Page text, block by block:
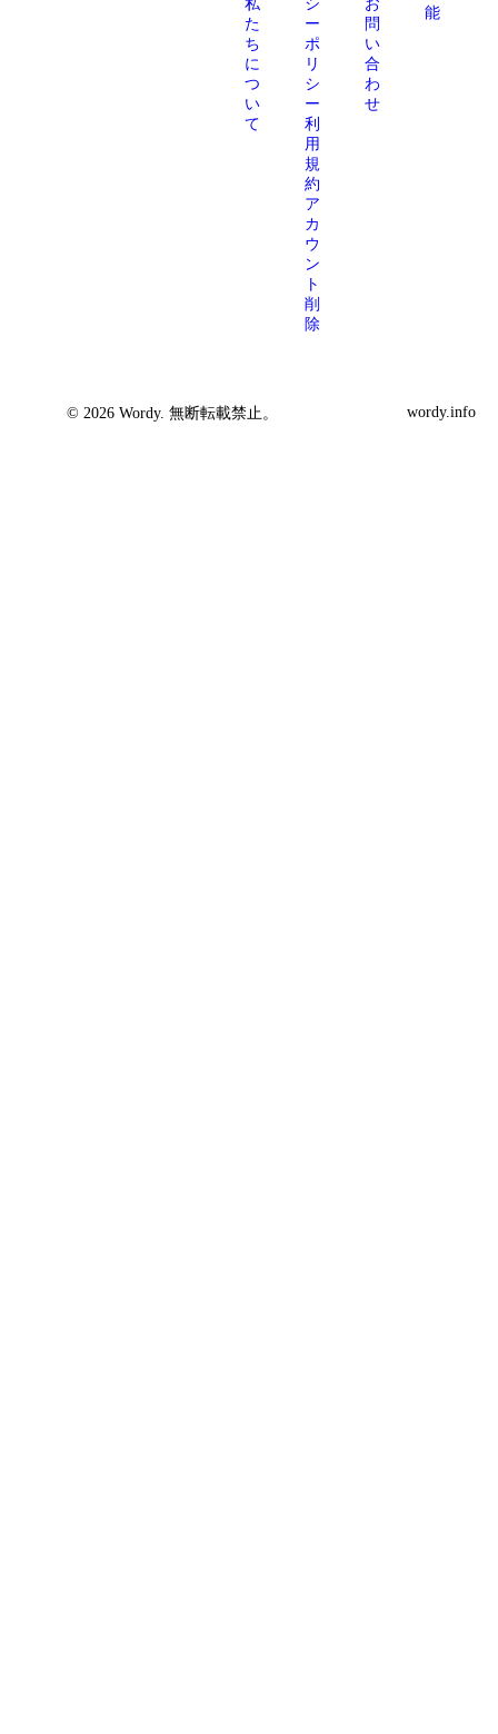
私
た
ち
に
つ
い
て
シ
ー
ポ
リ
シ
ー
利
用
規
約
ア
カ
ウ
ン
ト
削
除
お
問
い
合
わ
せ
能
© 2026 Wordy. 無断転載禁止。 wordy.info